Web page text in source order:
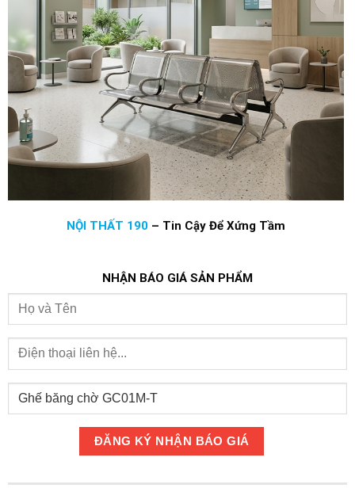
NỘI THẤT 190 – Tin Cậy Để Xứng Tầm
NHẬN BÁO GIÁ SẢN PHẨM